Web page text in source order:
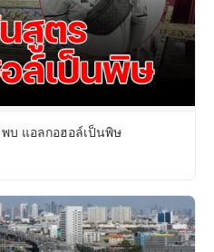
บ แอลกอฮอล์เป็นพิษ